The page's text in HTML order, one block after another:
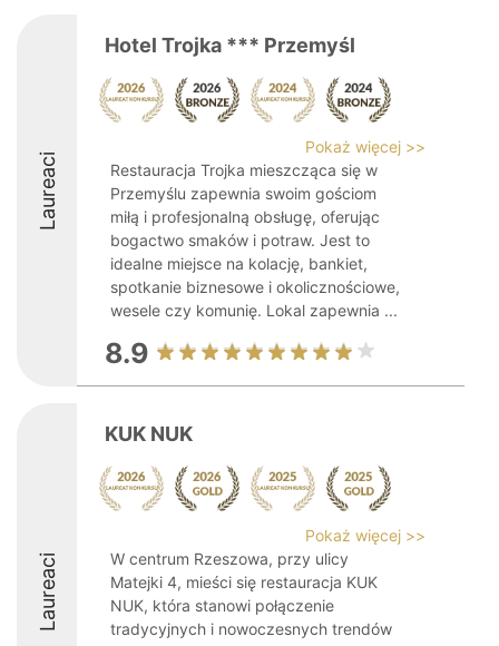
Laureaci
Hotel Trojka *** Przemyśl
Pokaż więcej >>
Restauracja Trojka mieszcząca się w
Przemyślu zapewnia swoim gościom
miłą i profesjonalną obsługę, oferując
bogactwo smaków i potraw. Jest to
idealne miejsce na kolację, bankiet,
spotkanie biznesowe i okolicznościowe,
wesele czy komunię. Lokal zapewnia ...
8.9
Laureaci
KUK NUK
Pokaż więcej >>
W centrum Rzeszowa, przy ulicy
Matejki 4, mieści się restauracja KUK
NUK, która stanowi połączenie
tradycyjnych i nowoczesnych trendów